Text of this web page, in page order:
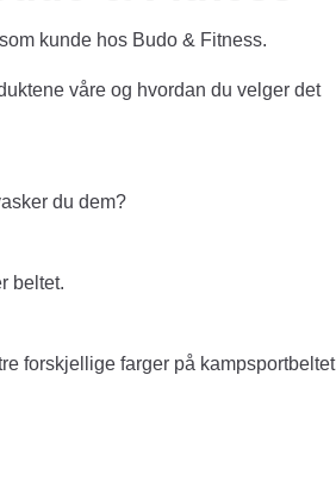
kunde hos Budo & Fitness.
våre og hvordan du velger det
du dem?
beltet.
forskjellige farger på kampsportbeltet